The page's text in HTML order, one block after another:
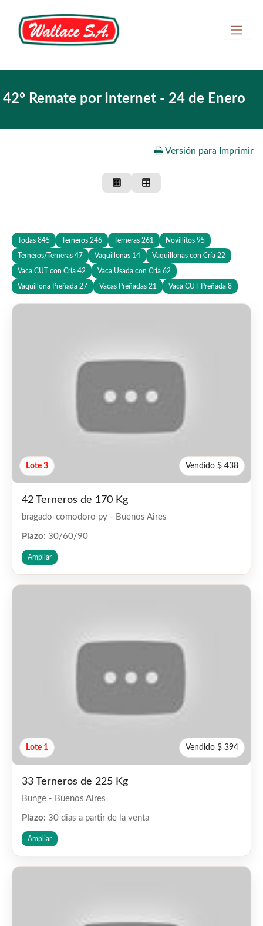
Home
REMATE EN VIVO
42° Remate por Internet - 24 de Enero
Versión para Imprimir
Todas 845 Terneros 246 Terneras 261 Novillitos 95
Terneros/Terneras 47 Vaquillonas 14 Vaquillonas con Cría 22
Vaca CUT con Cría 42 Vaca Usada con Cría 62
Vaquillona Preñada 27 Vacas Preñadas 21 Vaca CUT Preñada 8
Lote 3 Vendido $ 438
42 Terneros de 170 Kg
bragado-comodoro py - Buenos Aires
Plazo: 30/60/90
Ampliar
Lote 1 Vendido $ 394
33 Terneros de 225 Kg
Bunge - Buenos Aires
Plazo: 30 dias a partir de la venta
Ampliar